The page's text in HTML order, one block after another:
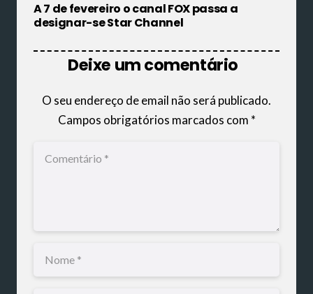
A 7 de fevereiro o canal FOX passa a
designar-se Star Channel
Deixe um comentário
O seu endereço de email não será publicado.
Campos obrigatórios marcados com *